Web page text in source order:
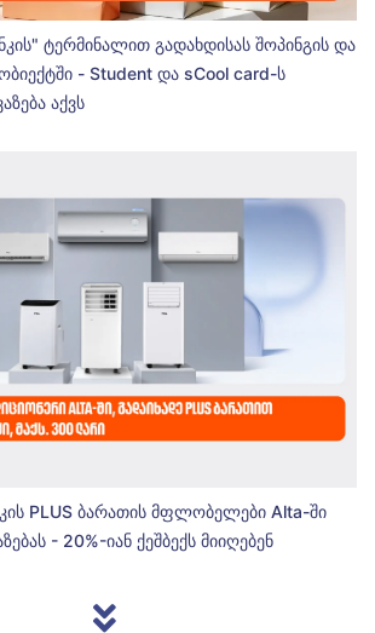
ტერმინალით გადახდისას შოპინგის და
- Student და sCool card-ს
აქვს
PLUS ბარათის მფლობელები Alta-ში
- 20%-იან ქეშბექს მიიღებენ